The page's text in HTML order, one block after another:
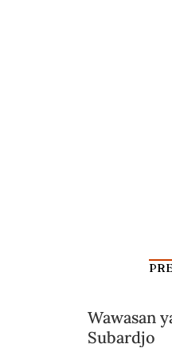
Dari Srebrenica
Wawasan
Subardjo